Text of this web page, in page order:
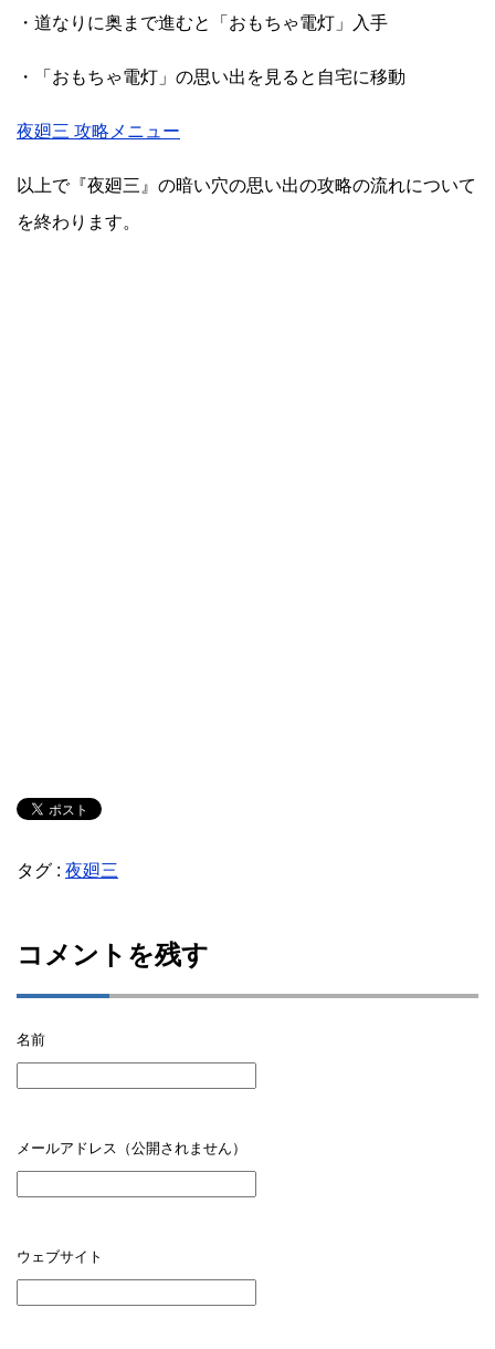
・道なりに奥まで進むと「おもちゃ電灯」入手
・「おもちゃ電灯」の思い出を見ると自宅に移動
夜廻三 攻略メニュー
以上で『夜廻三』の暗い穴の思い出の攻略の流れについて
を終わります。
タグ : 夜廻三
コメントを残す
名前
メールアドレス（公開されません）
ウェブサイト